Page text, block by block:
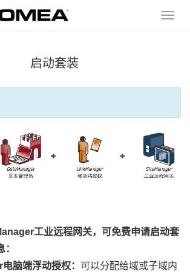
启动套装
工业远程网关，可免费申请启动套
脑端浮动授权： 可以分配给域或子域内